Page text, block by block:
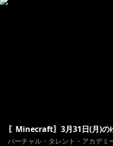
〖Minecraft〗3月31日(月)の
バーチャル・タレント・アカデミ